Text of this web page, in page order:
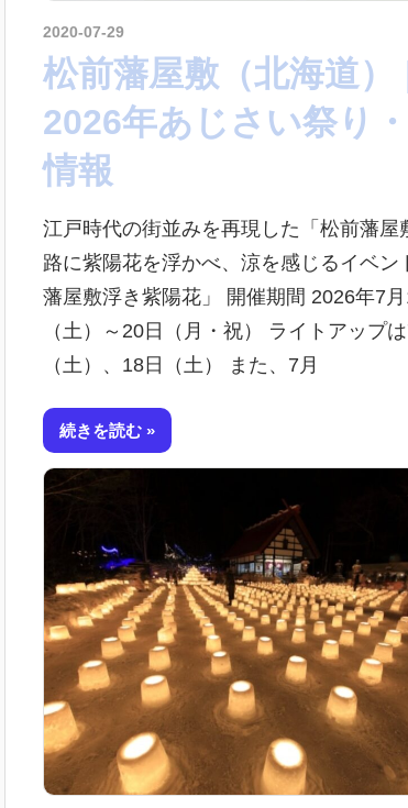
2020-07-29amataViNavi
松前藩屋敷（北海道）
2026年あじさい祭り
情報
江戸時代の街並みを再現した「松前藩屋
路に紫陽花を浮かべ、涼を感じるイベン
藩屋敷浮き紫陽花」 開催期間 2026年7月
（土）～20日（月・祝） ライトアップ
（土）、18日（土） また、7月
続きを読む